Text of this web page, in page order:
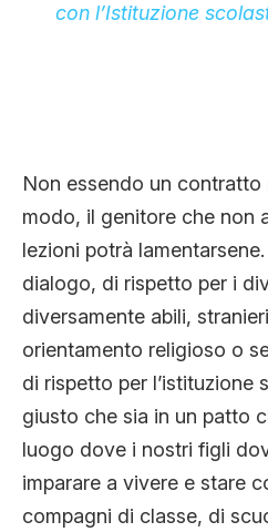
con l’Istituzione
Non essendo un
modo, il genitore che non
lezioni potrà
dialogo, di rispetto per i
diversamente abili,
orientamento religioso o
di rispetto per l’istituzione
giusto che sia in un patto
luogo dove i nostri figli
imparare a vivere e stare
compagni di classe, di